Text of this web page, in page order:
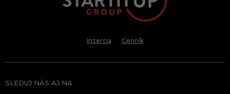
Inzercia Cenník
SLEDUJ NÁS AJ NA